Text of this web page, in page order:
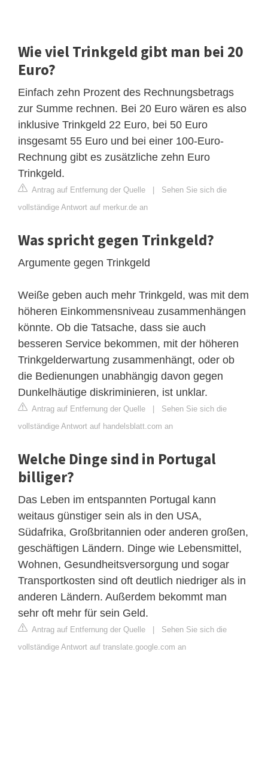
Wie viel Trinkgeld gibt man bei 20
Euro?
Einfach zehn Prozent des Rechnungsbetrags
zur Summe rechnen. Bei 20 Euro wären es also
inklusive Trinkgeld 22 Euro, bei 50 Euro
insgesamt 55 Euro und bei einer 100-Euro-
Rechnung gibt es zusätzliche zehn Euro
Trinkgeld.
Antrag auf Entfernung der Quelle | Sehen Sie sich die
vollständige Antwort auf merkur.de an
Was spricht gegen Trinkgeld?
Argumente gegen Trinkgeld
Weiße geben auch mehr Trinkgeld, was mit dem
höheren Einkommensniveau zusammenhängen
könnte. Ob die Tatsache, dass sie auch
besseren Service bekommen, mit der höheren
Trinkgelderwartung zusammenhängt, oder ob
die Bedienungen unabhängig davon gegen
Dunkelhäutige diskriminieren, ist unklar.
Antrag auf Entfernung der Quelle | Sehen Sie sich die
vollständige Antwort auf handelsblatt.com an
Welche Dinge sind in Portugal
billiger?
Das Leben im entspannten Portugal kann
weitaus günstiger sein als in den USA,
Südafrika, Großbritannien oder anderen großen,
geschäftigen Ländern. Dinge wie Lebensmittel,
Wohnen, Gesundheitsversorgung und sogar
Transportkosten sind oft deutlich niedriger als in
anderen Ländern. Außerdem bekommt man
sehr oft mehr für sein Geld.
Antrag auf Entfernung der Quelle | Sehen Sie sich die
vollständige Antwort auf translate.google.com an